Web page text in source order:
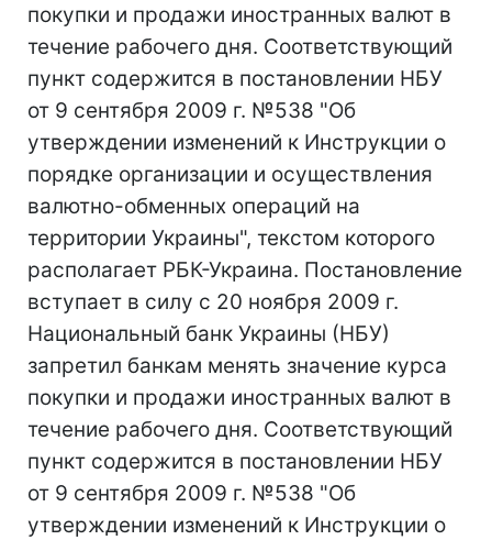
покупки и продажи иностранных валют в
течение рабочего дня. Соответствующий
пункт содержится в постановлении НБУ
от 9 сентября 2009 г. №538 "Об
утверждении изменений к Инструкции о
порядке организации и осуществления
валютно-обменных операций на
территории Украины", текстом которого
располагает РБК-Украина. Постановление
вступает в силу с 20 ноября 2009 г.
Национальный банк Украины (НБУ)
запретил банкам менять значение курса
покупки и продажи иностранных валют в
течение рабочего дня. Соответствующий
пункт содержится в постановлении НБУ
от 9 сентября 2009 г. №538 "Об
утверждении изменений к Инструкции о